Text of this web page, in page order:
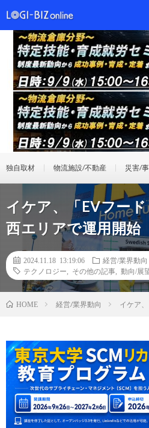
独自取材 物流施設/不動産 災害/
イケア、「EVフー
西エリアで運用開始
2024.11.18 13:19:06
経営/業界動向
テクノロジー
その他の記事 動向/展
HOME 経営/業界動向 イケア